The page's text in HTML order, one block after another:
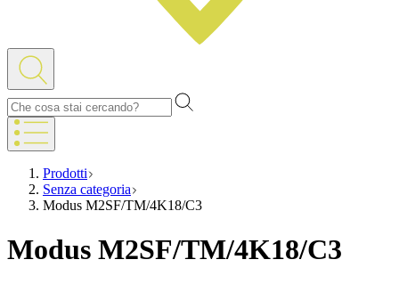
Prodotti
Senza categoria
Modus M2SF/TM/4K18/C3
Modus M2SF/TM/4K18/C3